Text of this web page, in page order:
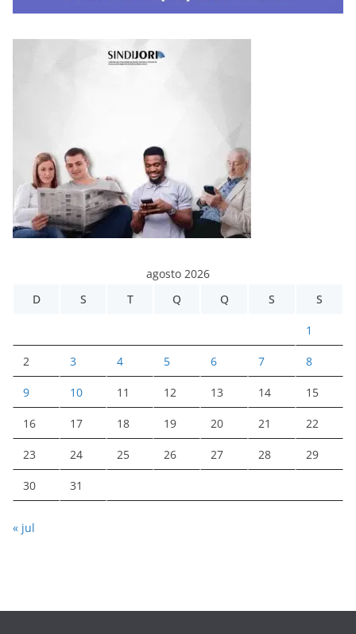
agosto 2026
D
S T Q Q S S
1
2 3 4 5 6 7 8
9 10 11 12 13 14 15
16 17 18 19 20 21 22
23 24 25 26 27 28 29
30 31
« jul